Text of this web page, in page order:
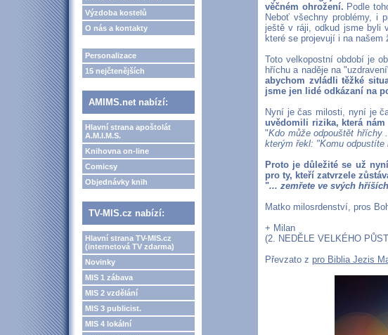
Výzdoba kostelů
O nás a kontakty
Personalizace
15 nejčtenějších
AMIMS.net nabízí:
Hlavní strana apoštolát
A.M.I.M.S.
Knihovna on-line
Comicsy
Objednávky knih
TV-MIS.cz nabízí:
Hlavní strana TV-MIS.cz
(internetová TV zdarma)
Novinky
MIS 1 zábava
MIS 2 vzdělání
MIS 3 publicist.
MIS 4 lokální
věčném ohrožení. Podle
Neboť všechny problémy, i
ještě v ráji, odkud jsme byli
které se projevují i ​​na našem
Toto velkopostní období je
hříchu a naděje na
abychom zvládli těžké
jsme jen lidé odkázaní na
Nyní je čas milosti, nyní je
uvědomili rizika, která
"Kdo může odpouštět hříchy
kterým řekl: "Komu odpustíte
Proto je důležité se už
pro ty, kteří zatvrzele
"... zemřete ve svých hříších
Matko milosrdenství, pros
+ Milan
(2. NEDĚLE VELKÉHO
Převzato z pro Biblia Jezis